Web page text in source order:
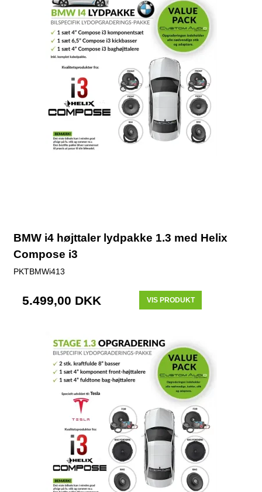
BMW i4 højttaler lydpakke 1.3 med Helix
Compose i3
PKTBMWi413
5.499,00 DKK VIS PRODUKT